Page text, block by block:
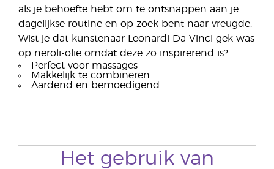
als je behoefte hebt om te ontsnappen aan je
dagelijkse routine en op zoek bent naar vreugde.
Wist je dat kunstenaar Leonardi Da Vinci gek was
op neroli-olie omdat deze zo inspirerend is?
Perfect voor massages
Makkelijk te combineren
Aardend en bemoedigend
Het gebruik van